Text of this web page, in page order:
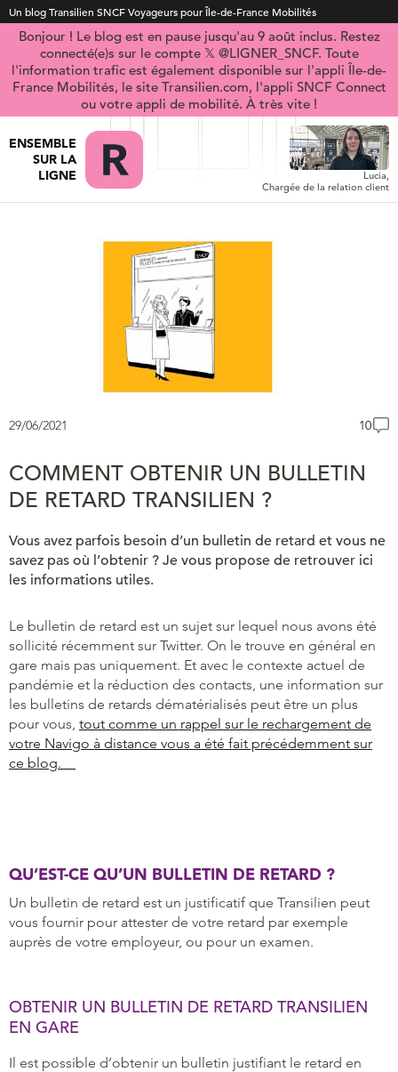
Un blog Transilien SNCF Voyageurs pour Île-de-France Mobilités
Bonjour ! Le blog est en pause jusqu'au 9 août inclus. Restez
connecté(e)s sur le compte 𝕏 @LIGNER_SNCF. Toute
l'information trafic est également disponible sur l'appli Île-de-
France Mobilités, le site Transilien.com, l'appli SNCF Connect
ou votre appli de mobilité. À très vite !
ENSEMBLE
SUR LA
LIGNE
Lucia,
Chargée de la relation client
29/06/2021 10
COMMENT OBTENIR UN BULLETIN
DE RETARD TRANSILIEN ?
Vous avez parfois besoin d’un bulletin de retard et vous ne
savez pas où l’obtenir ? Je vous propose de retrouver ici
les informations utiles.
Le bulletin de retard est un sujet sur lequel nous avons été
sollicité récemment sur Twitter. On le trouve en général en
gare mais pas uniquement. Et avec le contexte actuel de
pandémie et la réduction des contacts, une information sur
les bulletins de retards dématérialisés peut être un plus
pour vous, tout comme un rappel sur le rechargement de
votre Navigo à distance vous a été fait précédemment sur
ce blog.
QU’EST-CE QU’UN BULLETIN DE RETARD ?
Un bulletin de retard est un justificatif que Transilien peut
vous fournir pour attester de votre retard par exemple
auprès de votre employeur, ou pour un examen.
OBTENIR UN BULLETIN DE RETARD TRANSILIEN
EN GARE
Il est possible d’obtenir un bulletin justifiant le retard en